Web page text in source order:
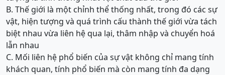
B. Thế giới là một chỉnh thể thống nhất, trong đó các sự
vật, hiện tượng và quá trình cấu thành thế giới vừa tách
biệt nhau vừa liên hệ qua lại, thâm nhập và chuyển hoá
lẫn nhau
C. Mối liên hệ phổ biến của sự vật không chỉ mang tính
khách quan, tính phổ biến mà còn mang tính đa dạng